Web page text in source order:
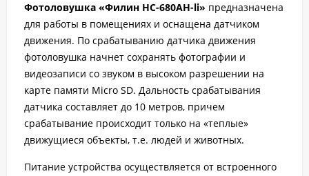
Фотоловушка «Филин HC-680AH-li» предназначена
для работы в помещениях и оснащена датчиком
движения. По срабатыванию датчика движения
фотоловушка начнет сохранять фотографии и
видеозаписи со звуком в высоком разрешении на
карте памяти Micro SD. Дальность срабатывания
датчика составляет до 10 метров, причем
срабатывание происходит только на «теплые»
движущиеся объекты, т.е. людей и животных.
Питание устройства осуществляется от встроенного